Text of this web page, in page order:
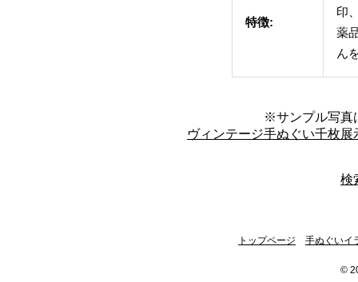
特徴:
印
薬
ん
※サンプル写真
ヴィンテージ手ぬぐい千枚展
検
トップページ 手ぬぐいイ
©